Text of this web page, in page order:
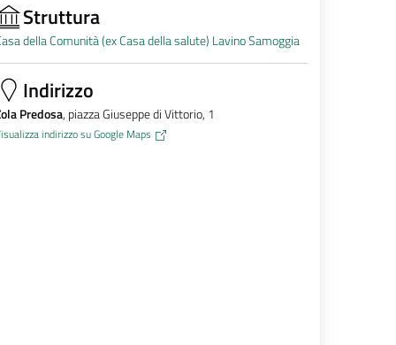
Struttura
della Comunità (ex Casa della salute) Lavino Samoggia
Indirizzo
Predosa, piazza Giuseppe di Vittorio, 1
indirizzo su Google Maps